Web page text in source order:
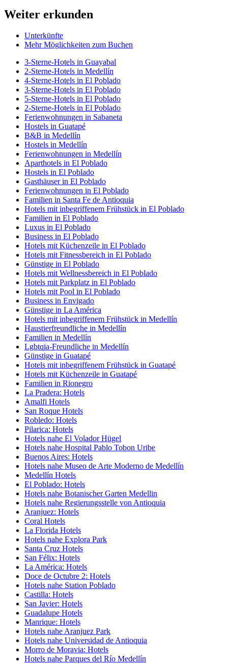
Weiter erkunden
Unterkünfte
Mehr Möglichkeiten zum Buchen
3-Sterne-Hotels in Guayabal
2-Sterne-Hotels in Medellín
4-Sterne-Hotels in El Poblado
3-Sterne-Hotels in El Poblado
5-Sterne-Hotels in El Poblado
2-Sterne-Hotels in El Poblado
Ferienwohnungen in Sabaneta
Hostels in Guatapé
B&B in Medellín
Hostels in Medellín
Ferienwohnungen in Medellín
Aparthotels in El Poblado
Hostels in El Poblado
Gasthäuser in El Poblado
Ferienwohnungen in El Poblado
Familien in Santa Fe de Antioquia
Hotels mit inbegriffenem Frühstück in El Poblado
Familien in El Poblado
Luxus in El Poblado
Business in El Poblado
Hotels mit Küchenzeile in El Poblado
Hotels mit Fitnessbereich in El Poblado
Günstige in El Poblado
Hotels mit Wellnessbereich in El Poblado
Hotels mit Parkplatz in El Poblado
Hotels mit Pool in El Poblado
Business in Envigado
Günstige in La América
Hotels mit inbegriffenem Frühstück in Medellín
Haustierfreundliche in Medellín
Familien in Medellín
Lgbtqia-Freundliche in Medellín
Günstige in Guatapé
Hotels mit inbegriffenem Frühstück in Guatapé
Hotels mit Küchenzeile in Guatapé
Familien in Rionegro
La Pradera: Hotels
Amalfi Hotels
San Roque Hotels
Robledo: Hotels
Pilarica: Hotels
Hotels nahe El Volador Hügel
Hotels nahe Hospital Pablo Tobon Uribe
Buenos Aires: Hotels
Hotels nahe Museo de Arte Moderno de Medellín
Medellín Hotels
El Poblado: Hotels
Hotels nahe Botanischer Garten Medellin
Hotels nahe Regierungsstelle von Antioquia
Aranjuez: Hotels
Coral Hotels
La Florida Hotels
Hotels nahe Explora Park
Santa Cruz Hotels
San Félix: Hotels
La América: Hotels
Doce de Octubre 2: Hotels
Hotels nahe Station Poblado
Castilla: Hotels
San Javier: Hotels
Guadalupe Hotels
Manrique: Hotels
Hotels nahe Aranjuez Park
Hotels nahe Universidad de Antioquia
Morro de Moravia: Hotels
Hotels nahe Parques del Río Medellín